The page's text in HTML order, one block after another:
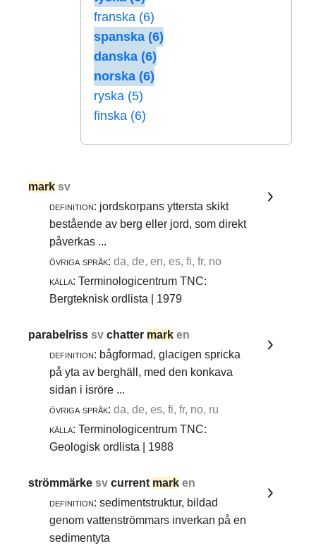
franska (6)
spanska (6)
danska (6)
norska (6)
ryska (5)
finska (6)
mark sv
definition: jordskorpans yttersta skikt
bestående av berg eller jord, som direkt
påverkas ...
övriga språk: da, de, en, es, fi, fr, no
källa: Terminologicentrum TNC:
Bergteknisk ordlista | 1979
parabelrisssvchatter mark en
definition: bågformad, glacigen spricka
på yta av berghäll, med den konkava
sidan i isröre ...
övriga språk: da, de, es, fi, fr, no, ru
källa: Terminologicentrum TNC:
Geologisk ordlista | 1988
strömmärkesvcurrent mark en
definition: sedimentstruktur, bildad
genom vattenströmmars inverkan på en
sedimentyta